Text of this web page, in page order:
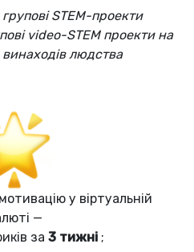
STEM-проекти
video-STEM проекти на
людства
у віртуальній
—
за 3 тижні ;